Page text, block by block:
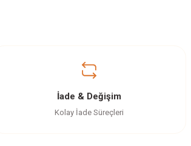
İade & Değişim
Kolay İade Süreçleri